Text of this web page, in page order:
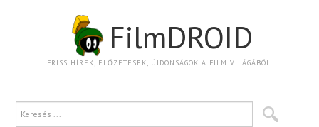
FilmDROID
FRISS HÍREK, ELŐZETESEK, ÚJDONSÁGOK A FILM VILÁGÁBÓL.